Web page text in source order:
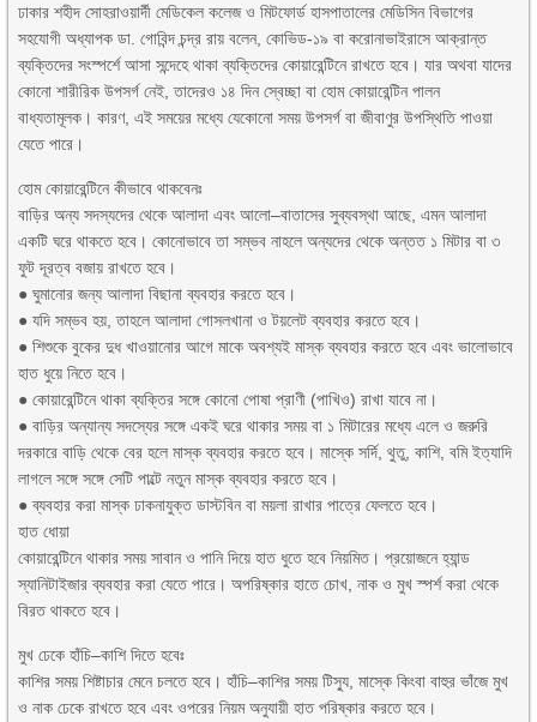
ঢাকার শহীদ সোহরাওয়ার্দী মেডিকেল কলেজ ও মিটফোর্ড হাসপাতালের মেডিসিন বিভাগের
সহযোগী অধ্যাপক ডা. গোবিন্দ চন্দ্র রায় বলেন, কোভিড-১৯ বা করোনাভাইরাসে আক্রান্ত
ব্যক্তিদের সংস্পর্শে আসা সন্দেহে থাকা ব্যক্তিদের কোয়ারেন্টিনে রাখতে হবে। যার অথবা যাদের
কোনো শারীরিক উপসর্গ নেই, তাদেরও ১৪ দিন স্বেচ্ছা বা হোম কোয়ারেন্টিন পালন
বাধ্যতামূলক। কারণ, এই সময়ের মধ্যে যেকোনো সময় উপসর্গ বা জীবাণুর উপস্থিতি পাওয়া
যেতে পারে।
হোম কোয়ারেন্টিনে কীভাবে থাকবেনঃ
বাড়ির অন্য সদস্যদের থেকে আলাদা এবং আলো–বাতাসের সুব্যবস্থা আছে, এমন আলাদা
একটি ঘরে থাকতে হবে। কোনোভাবে তা সম্ভব নাহলে অন্যদের থেকে অন্তত ১ মিটার বা ৩
ফুট দূরত্ব বজায় রাখতে হবে।
● ঘুমানোর জন্য আলাদা বিছানা ব্যবহার করতে হবে।
● যদি সম্ভব হয়, তাহলে আলাদা গোসলখানা ও টয়লেট ব্যবহার করতে হবে।
● শিশুকে বুকের দুধ খাওয়ানোর আগে মাকে অবশ্যই মাস্ক ব্যবহার করতে হবে এবং ভালোভাবে
হাত ধুয়ে নিতে হবে।
● কোয়ারেন্টিনে থাকা ব্যক্তির সঙ্গে কোনো পোষা প্রাণী (পাখিও) রাখা যাবে না।
● বাড়ির অন্যান্য সদস্যের সঙ্গে একই ঘরে থাকার সময় বা ১ মিটারের মধ্যে এলে ও জরুরি
দরকারে বাড়ি থেকে বের হলে মাস্ক ব্যবহার করতে হবে। মাস্কে সর্দি, থুতু, কাশি, বমি ইত্যাদি
লাগলে সঙ্গে সঙ্গে সেটি পাল্টে নতুন মাস্ক ব্যবহার করতে হবে।
● ব্যবহার করা মাস্ক ঢাকনাযুক্ত ডাস্টবিন বা ময়লা রাখার পাত্রে ফেলতে হবে।
হাত ধোয়া
কোয়ারেন্টিনে থাকার সময় সাবান ও পানি দিয়ে হাত ধুতে হবে নিয়মিত। প্রয়োজনে হ্যান্ড
স্যানিটাইজার ব্যবহার করা যেতে পারে। অপরিষ্কার হাতে চোখ, নাক ও মুখ স্পর্শ করা থেকে
বিরত থাকতে হবে।
মুখ ঢেকে হাঁচি–কাশি দিতে হবেঃ
কাশির সময় শিষ্টাচার মেনে চলতে হবে। হাঁচি–কাশির সময় টিস্যু, মাস্কে কিংবা বাহুর ভাঁজে মুখ
ও নাক ঢেকে রাখতে হবে এবং ওপরের নিয়ম অনুযায়ী হাত পরিষ্কার করতে হবে।